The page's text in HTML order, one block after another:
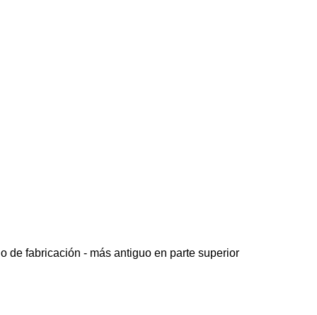
de fabricación - más antiguo en parte superior